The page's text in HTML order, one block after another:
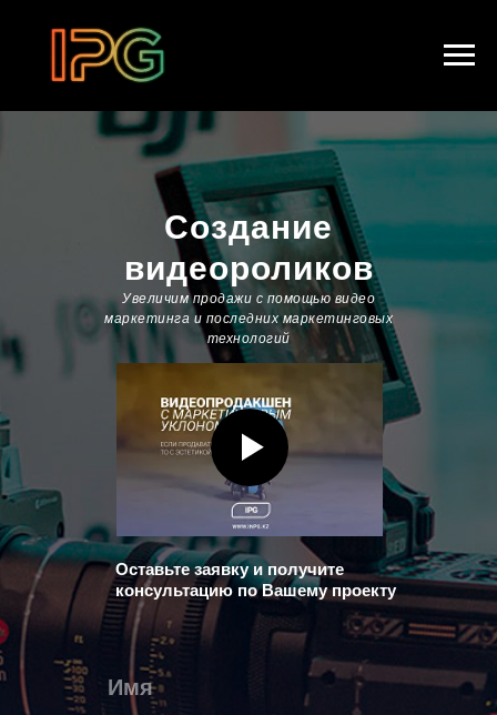
Создание
видеороликов
Увеличим продажи c помощью видео
маркетинга и последних маркетинговых
технологий
Оставьте заявку и получите
консультацию по Вашему проекту